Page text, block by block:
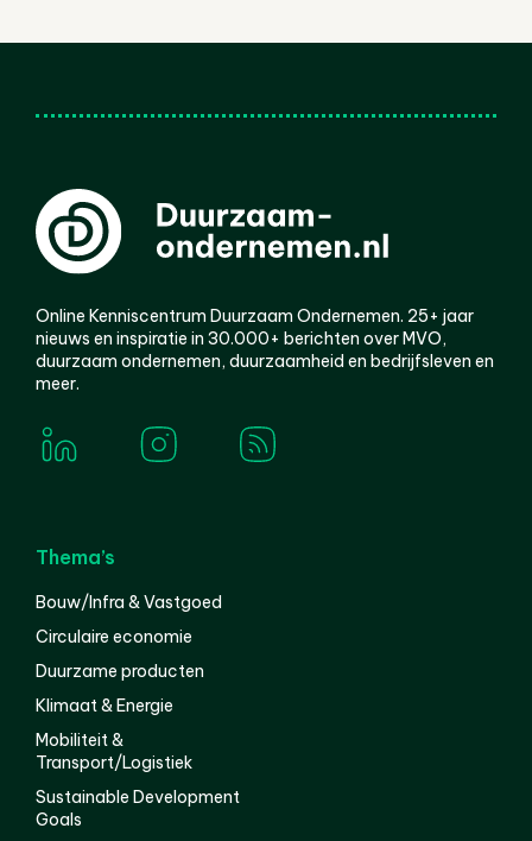
Online Kenniscentrum Duurzaam Ondernemen. 25+ jaar
nieuws en inspiratie in 30.000+ berichten over MVO,
duurzaam ondernemen, duurzaamheid en bedrijfsleven en
meer.
Thema’s
Bouw/Infra & Vastgoed
Circulaire economie
Duurzame producten
Klimaat & Energie
Mobiliteit &
Transport/Logistiek
Sustainable Development
Goals